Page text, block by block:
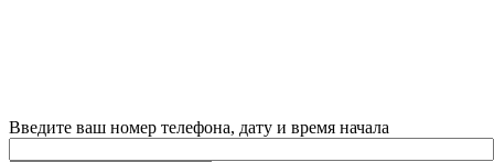
Введите ваш номер телефона, дату и время начала